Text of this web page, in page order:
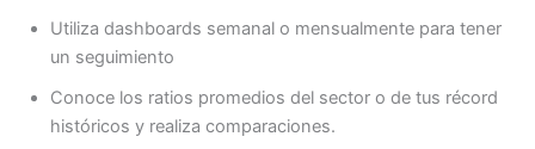
Utiliza dashboards semanal o mensualmente para tener
un seguimiento
Conoce los ratios promedios del sector o de tus récord
históricos y realiza comparaciones.